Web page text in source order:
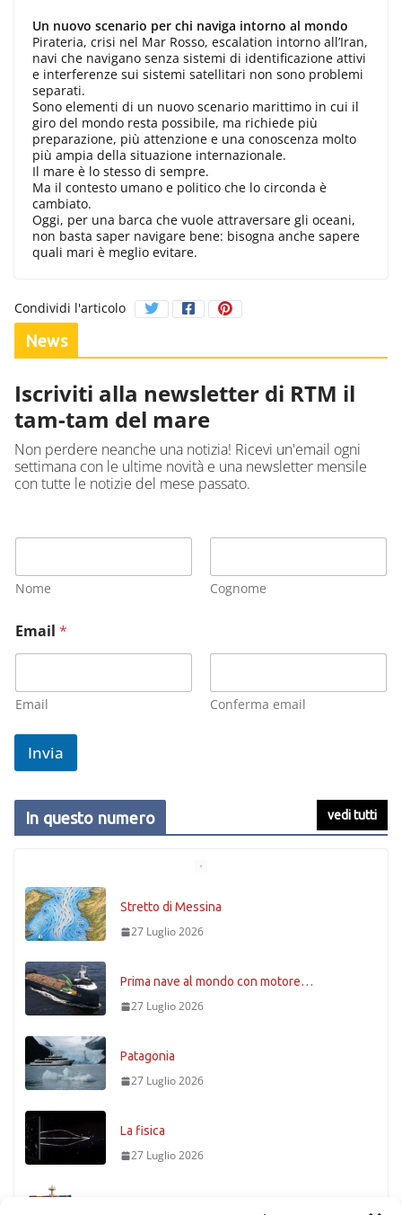
Un nuovo scenario per chi naviga intorno al mondo
Pirateria, crisi nel Mar Rosso, escalation intorno all’Iran,
navi che navigano senza sistemi di identificazione attivi
e interferenze sui sistemi satellitari non sono problemi
separati.
Sono elementi di un nuovo scenario marittimo in cui il
giro del mondo resta possibile, ma richiede più
preparazione, più attenzione e una conoscenza molto
più ampia della situazione internazionale.
Il mare è lo stesso di sempre.
Ma il contesto umano e politico che lo circonda è
cambiato.
Oggi, per una barca che vuole attraversare gli oceani,
non basta saper navigare bene: bisogna anche sapere
quali mari è meglio evitare.
Condividi l'articolo
News
Iscriviti alla newsletter di RTM il
tam-tam del mare
Non perdere neanche una notizia! Ricevi un'email ogni
settimana con le ultime novità e una newsletter mensile
con tutte le notizie del mese passato.
Nome Cognome
Email *
Email Conferma email
Invia
In questo numero vedi tutti
Stretto di Messina
27 Luglio 2026
Prima nave al mondo con motore…
27 Luglio 2026
Patagonia
27 Luglio 2026
La fisica
27 Luglio 2026